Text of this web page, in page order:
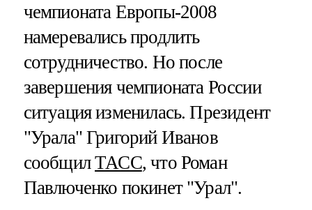
чемпионата Европы-2008
намеревались продлить
сотрудничество. Но после
завершения чемпионата России
ситуация изменилась. Президент
"Урала" Григорий Иванов
сообщилТАСС, что Роман
Павлюченко покинет "Урал".